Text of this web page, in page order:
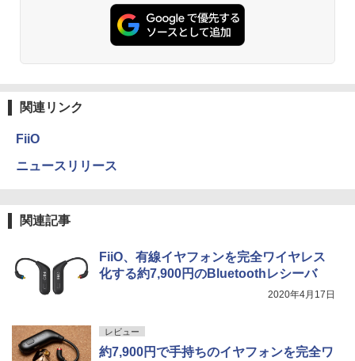
関連リンク
FiiO
ニュースリリース
関連記事
FiiO、有線イヤフォンを完全ワイヤレス
化する約7,900円のBluetoothレシーバ
2020年4月17日
レビュー
約7,900円で手持ちのイヤフォンを完全ワ